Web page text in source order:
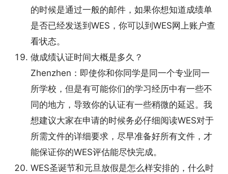
的时候是通过一般的邮件，如果你想知道成绩单
是否已经发送到WES，你可以到WES网上账户查
看状态。
做成绩认证时间大概是多久？
Zhenzhen：即使你和你同学是同一个专业同一
所学校，但是有可能你们的学习经历中有一些不
同的地方，导致你的认证有一些稍微的延迟。我
想建议大家在申请的时候务必仔细阅读WES对于
所需文件的详细要求，尽早准备好所有文件，才
能保证你的WES评估能尽快完成。
WES圣诞节和元旦放假是怎么样安排的，什么时